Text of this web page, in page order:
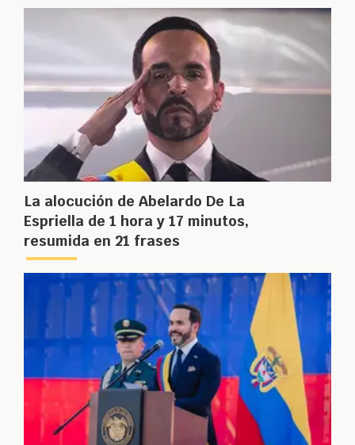
La alocución de Abelardo De La
Espriella de 1 hora y 17 minutos,
resumida en 21 frases